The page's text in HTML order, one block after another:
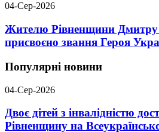
04-Сер-2026
Жителю Рівненщини Дмитру
присвоєно звання Героя
Популярні новини
04-Сер-2026
Двоє дітей з інвалідністю
Рівненщину на